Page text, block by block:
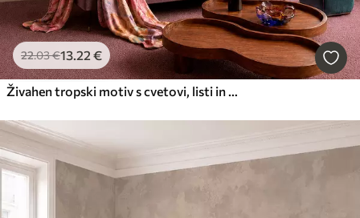
22.03€13 .22 €